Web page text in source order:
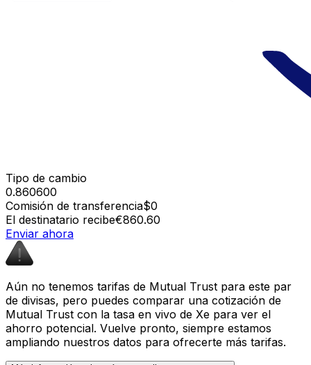
Tipo de cambio
0.860600
Comisión de transferencia$0
El destinatario recibe€860.60
Enviar ahora
Aún no tenemos tarifas de Mutual Trust para este par
de divisas, pero puedes comparar una cotización de
Mutual Trust con la tasa en vivo de Xe para ver el
ahorro potencial. Vuelve pronto, siempre estamos
ampliando nuestros datos para ofrecerte más tarifas.